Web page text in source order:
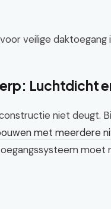
veilige daktoegang
Luchtdicht
niet deugt.
met meerdere
moet